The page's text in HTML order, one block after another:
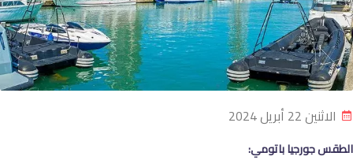
الاثنين 22 أبريل 2024
الطقس جورجيا باتومي: